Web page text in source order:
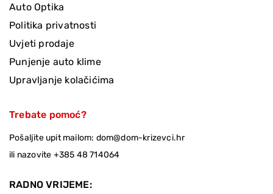
Auto Optika
Politika privatnosti
Uvjeti prodaje
Punjenje auto klime
Upravljanje kolačićima
Trebate pomoć?
Pošaljite upit mailom: dom@dom-krizevci.hr
ili nazovite +385 48 714064
RADNO VRIJEME: